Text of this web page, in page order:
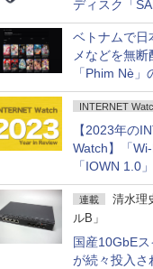
ディスク「
Drive for
ベトナムで日
メなどを無
「Phim Nè」
刑事立件
INTERNET
【2023年の
Watch】「
「IOWN 1.0
進化、コロナ
大幅に緩和へ
連載
清水理
ルB」
国産10GbE
が続々投入さ